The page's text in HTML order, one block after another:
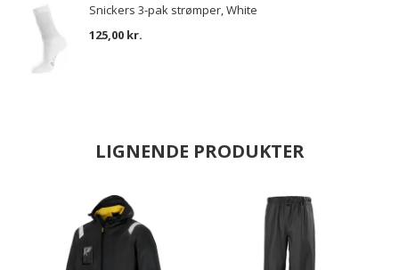
Snickers 3-pak strømper, White
125,00 kr.
LIGNENDE PRODUKTER